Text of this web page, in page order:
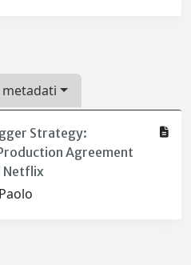
Strategy:
Agreement
Netflix